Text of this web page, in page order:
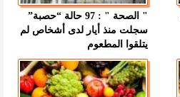
" الصحة " : 97 حالة “حصبة”
سجلت منذ أيار لدى أشخاص لم
يتلقوا المطعوم